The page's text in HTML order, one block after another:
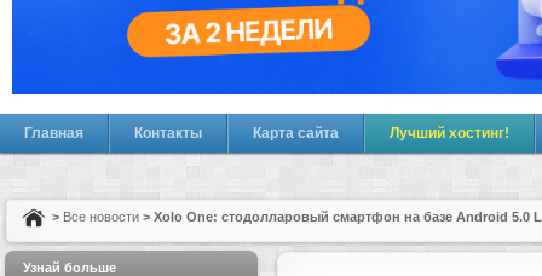
Главная Контакты Карта сайта Лучший хостинг!
> Все новости > Xolo One: стодолларовый смартфон на базе Android 5.0
Узнай больше